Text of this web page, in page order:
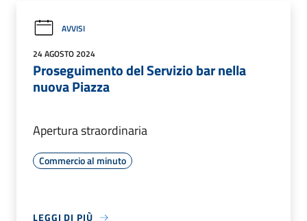
AVVISI
24 AGOSTO 2024
Proseguimento del Servizio bar nella
nuova Piazza
Apertura straordinaria
Commercio al minuto
LEGGI DI PIÙ